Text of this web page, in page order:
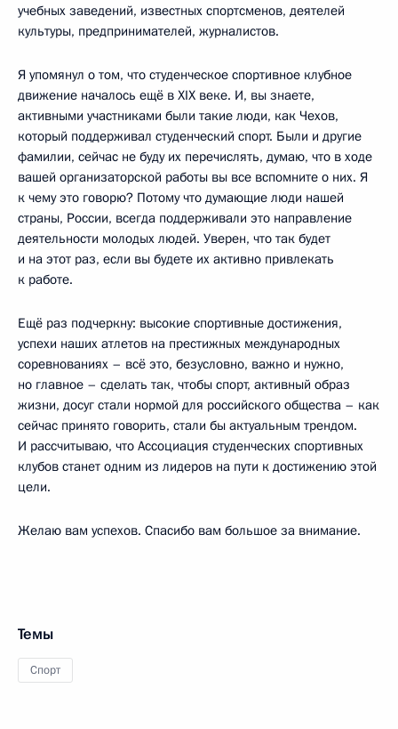
учебных заведений, известных спортсменов, деятелей
культуры, предпринимателей, журналистов.
Я упомянул о том, что студенческое спортивное клубное
движение началось ещё в XIX веке. И, вы знаете,
активными участниками были такие люди, как Чехов,
который поддерживал студенческий спорт. Были и другие
фамилии, сейчас не буду их перечислять, думаю, что в ходе
вашей организаторской работы вы все вспомните о них. Я
к чему это говорю? Потому что думающие люди нашей
страны, России, всегда поддерживали это направление
деятельности молодых людей. Уверен, что так будет
и на этот раз, если вы будете их активно привлекать
к работе.
Ещё раз подчеркну: высокие спортивные достижения,
успехи наших атлетов на престижных международных
соревнованиях – всё это, безусловно, важно и нужно,
но главное – сделать так, чтобы спорт, активный образ
жизни, досуг стали нормой для российского общества – как
сейчас принято говорить, стали бы актуальным трендом.
И рассчитываю, что Ассоциация студенческих спортивных
клубов станет одним из лидеров на пути к достижению этой
цели.
Желаю вам успехов. Спасибо вам большое за внимание.
Темы
Спорт